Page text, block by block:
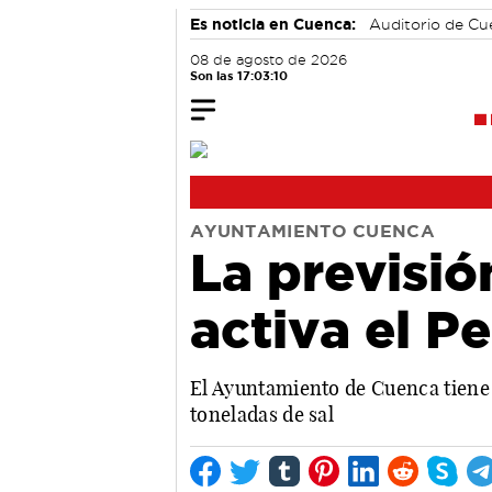
Es noticia en Cuenca: Auditorio de
08 de agosto de 2026
Son las 17:03:11
AYUNTAMIENTO CUENCA
La
activa el
El Ayuntamiento de Cuenca
toneladas de sal